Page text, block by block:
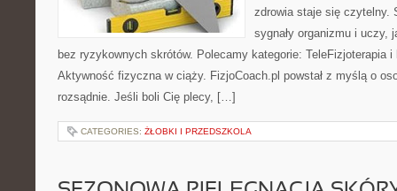
zdrowia staje się czytelny.
sygnały organizmu i uczy,
bez ryzykownych skrótów. Polecamy kategorie: TeleFizjoterapia
Aktywność fizyczna w ciąży. FizjoCoach.pl powstał z myślą o
rozsądnie. Jeśli boli Cię plecy, […]
CATEGORIES: ŻŁOBKI I PRZEDSZKOLA